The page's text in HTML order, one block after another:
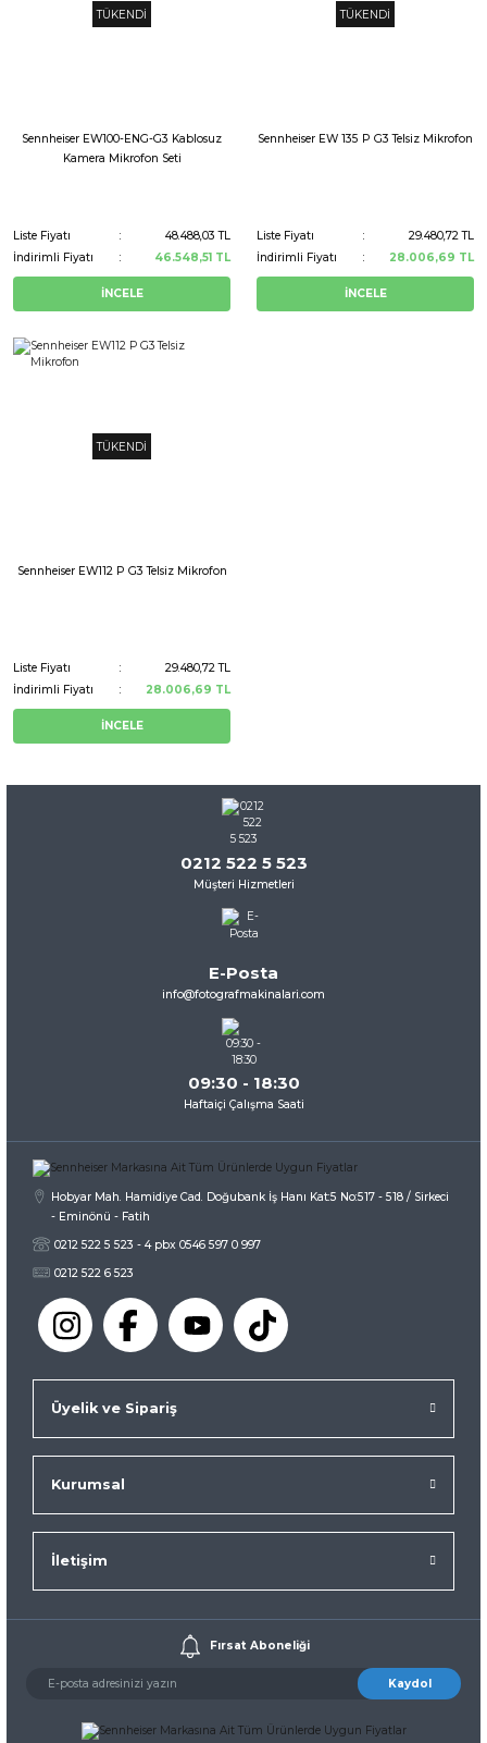
TÜKENDİ
Sennheiser EW100-ENG-G3 Kablosuz
Kamera Mikrofon Seti
Liste Fiyatı
48.488,03 TL
İndirimli Fiyatı
46.548,51 TL
İNCELE
TÜKENDİ
Sennheiser EW 135 P G3 Telsiz Mikrofon
Liste Fiyatı
29.480,72 TL
İndirimli Fiyatı
28.006,69 TL
İNCELE
TÜKENDİ
Sennheiser EW112 P G3 Telsiz Mikrofon
Liste Fiyatı
29.480,72 TL
İndirimli Fiyatı
28.006,69 TL
İNCELE
0212 522 5 523
Müşteri Hizmetleri
E-Posta
info@fotografmakinalari.com
09:30 - 18:30
Haftaiçi Çalışma Saati
Hobyar Mah. Hamidiye Cad. Doğubank İş Hanı Kat:5 No:517 - 518 / Sirkeci
- Eminönü - Fatih
0212 522 5 523 - 4 pbx 0546 597 0 997
0212 522 6 523
Üyelik ve Sipariş
Kurumsal
İletişim
Fırsat Aboneliği
Kaydol